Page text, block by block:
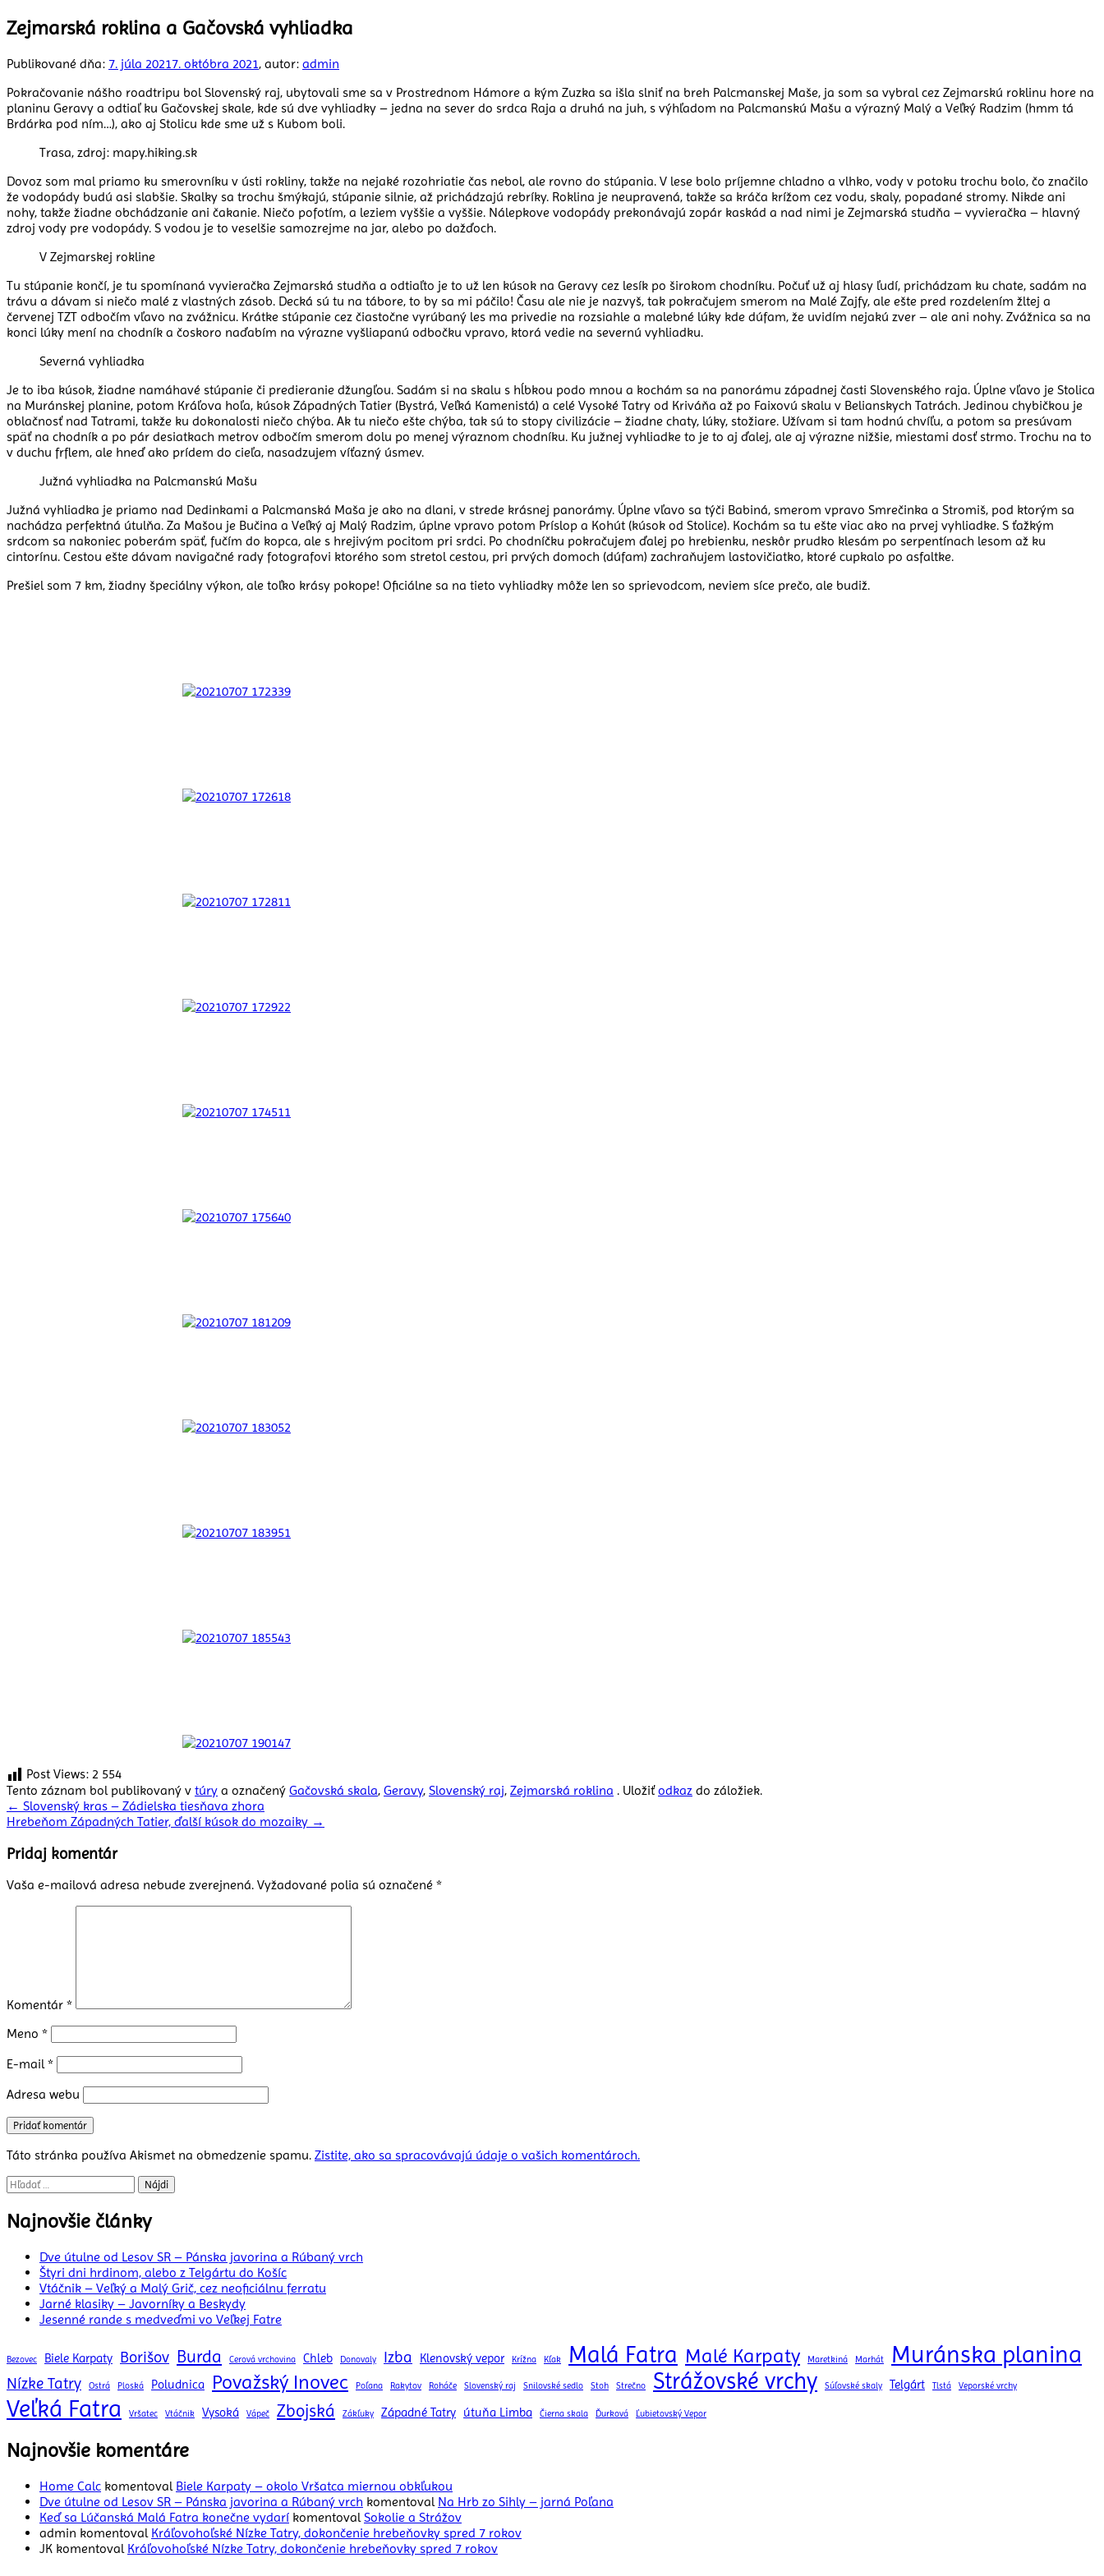
Zejmarská roklina a Gačovská vyhliadka
Publikované dňa: 7. júla 20217. októbra 2021, autor: admin
Pokračovanie nášho roadtripu bol Slovenský raj, ubytovali sme sa v Prostrednom Hámore a kým Zuzka sa išla slniť na breh Palcmanskej Maše, ja som sa vybral cez Zejmarskú roklinu hore na
planinu Geravy a odtiaľ ku Gačovskej skale, kde sú dve vyhliadky – jedna na sever do srdca Raja a druhá na juh, s výhľadom na Palcmanskú Mašu a výrazný Malý a Veľký Radzim (hmm tá
Brdárka pod ním…), ako aj Stolicu kde sme už s Kubom boli.
Trasa, zdroj: mapy.hiking.sk
Dovoz som mal priamo ku smerovníku v ústi rokliny, takže na nejaké rozohriatie čas nebol, ale rovno do stúpania. V lese bolo príjemne chladno a vlhko, vody v potoku trochu bolo, čo značilo
že vodopády budú asi slabšie. Skalky sa trochu šmýkajú, stúpanie silnie, až prichádzajú rebríky. Roklina je neupravená, takže sa kráča krížom cez vodu, skaly, popadané stromy. Nikde ani
nohy, takže žiadne obchádzanie ani čakanie. Niečo pofotím, a leziem vyššie a vyššie. Nálepkove vodopády prekonávajú zopár kaskád a nad nimi je Zejmarská studňa – vyvieračka – hlavný
zdroj vody pre vodopády. S vodou je to veselšie samozrejme na jar, alebo po dažďoch.
V Zejmarskej rokline
Tu stúpanie končí, je tu spomínaná vyvieračka Zejmarská studňa a odtiaľto je to už len kúsok na Geravy cez lesík po širokom chodníku. Počuť už aj hlasy ľudí, prichádzam ku chate, sadám na
trávu a dávam si niečo malé z vlastných zásob. Decká sú tu na tábore, to by sa mi páčilo! Času ale nie je nazvyš, tak pokračujem smerom na Malé Zajfy, ale ešte pred rozdelením žltej a
červenej TZT odbočím vľavo na zvážnicu. Krátke stúpanie cez čiastočne vyrúbaný les ma privedie na rozsiahle a malebné lúky kde dúfam, že uvidím nejakú zver – ale ani nohy. Zvážnica sa na
konci lúky mení na chodník a čoskoro naďabím na výrazne vyšliapanú odbočku vpravo, ktorá vedie na severnú vyhliadku.
Severná vyhliadka
Je to iba kúsok, žiadne namáhavé stúpanie či predieranie džungľou. Sadám si na skalu s hĺbkou podo mnou a kochám sa na panorámu západnej časti Slovenského raja. Úplne vľavo je Stolica
na Muránskej planine, potom Kráľova hoľa, kúsok Západných Tatier (Bystrá, Veľká Kamenistá) a celé Vysoké Tatry od Kriváňa až po Faixovú skalu v Belianskych Tatrách. Jedinou chybičkou je
oblačnosť nad Tatrami, takže ku dokonalosti niečo chýba. Ak tu niečo ešte chýba, tak sú to stopy civilizácie – žiadne chaty, lúky, stožiare. Užívam si tam hodnú chvíľu, a potom sa presúvam
späť na chodník a po pár desiatkach metrov odbočím smerom dolu po menej výraznom chodníku. Ku južnej vyhliadke to je to aj ďalej, ale aj výrazne nižšie, miestami dosť strmo. Trochu na to
v duchu frflem, ale hneď ako prídem do cieľa, nasadzujem víťazný úsmev.
Južná vyhliadka na Palcmanskú Mašu
Južná vyhliadka je priamo nad Dedinkami a Palcmanská Maša je ako na dlani, v strede krásnej panorámy. Úplne vľavo sa týči Babiná, smerom vpravo Smrečinka a Stromiš, pod ktorým sa
nachádza perfektná útulňa. Za Mašou je Bučina a Veľký aj Malý Radzim, úplne vpravo potom Príslop a Kohút (kúsok od Stolice). Kochám sa tu ešte viac ako na prvej vyhliadke. S ťažkým
srdcom sa nakoniec poberám späť, fučím do kopca, ale s hrejivým pocitom pri srdci. Po chodníčku pokračujem ďalej po hrebienku, neskôr prudko klesám po serpentínach lesom až ku
cintorínu. Cestou ešte dávam navigačné rady fotografovi ktorého som stretol cestou, pri prvých domoch (dúfam) zachraňujem lastovičiatko, ktoré cupkalo po asfaltke.
Prešiel som 7 km, žiadny špeciálny výkon, ale toľko krásy pokope! Oficiálne sa na tieto vyhliadky môže len so sprievodcom, neviem síce prečo, ale budiž.
Post Views: 2 554
Tento záznam bol publikovaný v túry a označený Gačovská skala, Geravy, Slovenský raj, Zejmarská roklina . Uložiťodkaz do záložiek.
Navigácia
v
článku
← Slovenský kras – Zádielska tiesňava zhora
Hrebeňom Západných Tatier, ďalší kúsok do mozaiky →
Pridaj komentár
Vaša e-mailová adresa nebude zverejnená. Vyžadované polia sú označené *
Komentár *
Meno *
E-mail*
Adresa webu
Táto stránka používa Akismet na obmedzenie spamu. Zistite, ako sa spracovávajú údaje o vašich komentároch.
Hľadať:
Najnovšie články
Dve útulne od Lesov SR – Pánska javorina a Rúbaný vrch
Štyri dni hrdinom, alebo z Telgártu do Košíc
Vtáčnik – Veľký a Malý Grič, cez neoficiálnu ferratu
Jarné klasiky – Javorníky a Beskydy
Jesenné rande s medveďmi vo Veľkej Fatre
Bezovec Biele Karpaty Borišov Burda Cerová vrchovina Chleb Donovaly Izba Klenovský vepor Krížna Kľak Malá Fatra Malé Karpaty Maretkiná Marhát Muránska planina
Nízke Tatry Ostrá Ploská Poludnica Považský Inovec Poľana Rakytov Roháče Slovenský raj Snilovské sedlo Stoh Strečno Strážovské vrchy Súľovské skaly Telgárt Tlstá Veporské vrchy
Veľká Fatra Vršatec Vtáčnik Vysoká Vápeč Zbojská Zákľuky Západné Tatry útuňa Limba Čierna skala Ďurková Ľubietovský Vepor
Najnovšie komentáre
Home Calc komentoval Biele Karpaty – okolo Vršatca miernou obkľukou
Dve útulne od Lesov SR – Pánska javorina a Rúbaný vrch komentoval Na Hrb zo Sihly – jarná Poľana
Keď sa Lúčanská Malá Fatra konečne vydarí komentovalSokolie a Strážov
admin komentoval Kráľovohoľské Nízke Tatry, dokončenie hrebeňovky spred 7 rokov
JK komentoval Kráľovohoľské Nízke Tatry, dokončenie hrebeňovky spred 7 rokov